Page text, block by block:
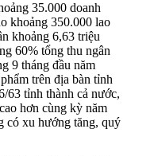
35.000 doanh
khoảng 350.000 lao
khoảng 6,63 triệu
60% tổng thu ngân
9 tháng đầu năm
trên địa bàn tỉnh
63 tỉnh thành cả nước,
hơn cùng kỳ năm
có xu hướng tăng, quý